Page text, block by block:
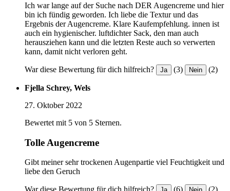
Ich war lange auf der Suche nach DER Augencreme und hier
bin ich fündig geworden. Ich liebe die Textur und das
Ergebnis der Augencreme. Klare Kaufempfehlung. innen ist
auch ein hygienischer. luftdichter Sack, den man auch
herausziehen kann und die letzten Reste auch so verwerten
kann, damit nicht verloren geht.
War diese Bewertung für dich hilfreich? Ja (3) Nein (2)
Fjella Schrey, Wels
27. Oktober 2022
Bewertet mit 5 von 5 Sternen.
Tolle Augencreme
Gibt meiner sehr trockenen Augenpartie viel Feuchtigkeit und
liebe den Geruch